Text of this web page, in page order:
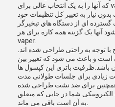
که آنها را به یک انتخاب عالی برای vapers تبدیل می کند که می
نیاز به تغییر کل تنظیمات خود
گسترده اي از دستگاه هاي تبخيرگر
آنها یک گزینه همه کاره برای هر
vaper.
توجه به راحتی طراحی شده اند.
است و باعث می شود که تغییر بین
باشد.ظرفيت باتري اين کپسول ها
زیادی برای جلسات طولانی مدت
همچنین برای ضد نشت طراحی شده
الکترونیکی شما در جایی که متعلق